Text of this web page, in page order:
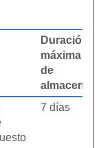
Duración
máxima
de
7 días